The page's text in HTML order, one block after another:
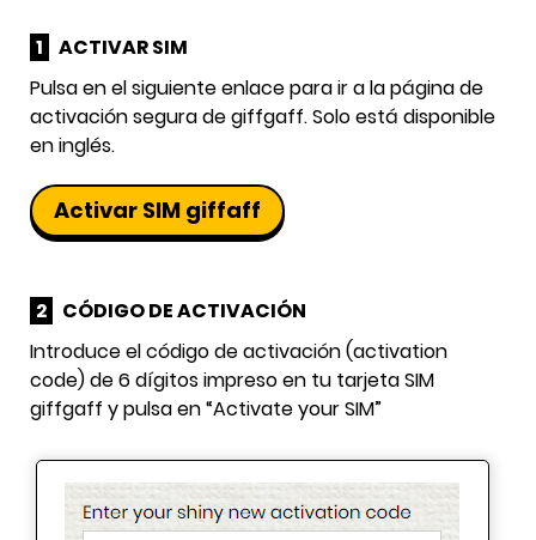
1
ACTIVAR SIM
Pulsa en el siguiente enlace para ir a la página de
activación segura de giffgaff. Solo está disponible
en inglés.
Activar SIM giffaff
2
CÓDIGO DE ACTIVACIÓN
Introduce el código de activación (activation
code) de 6 dígitos impreso en tu tarjeta SIM
giffgaff y pulsa en “Activate your SIM”